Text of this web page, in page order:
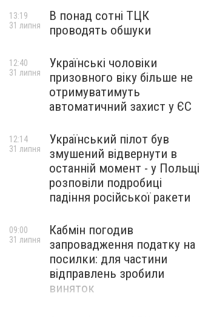
В понад сотні ТЦК
проводять обшуки
13:19
31 липня
Українські чоловіки
призовного віку більше не
отримуватимуть
автоматичний захист у ЄС
12:40
31 липня
Український пілот був
змушений відвернути в
останній момент - у Польщі
розповіли подробиці
падіння російської ракети
12:14
31 липня
Кабмін погодив
запровадження податку на
посилки: для частини
відправлень зробили
виняток
09:00
31 липня